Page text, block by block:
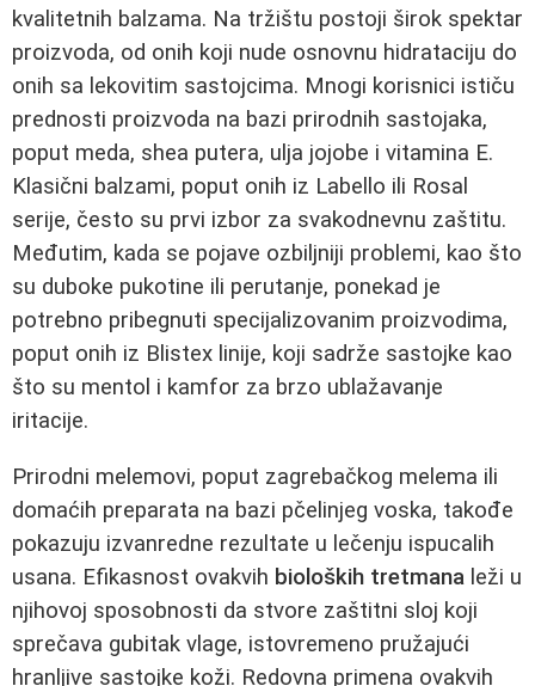
kvalitetnih balzama. Na tržištu postoji širok spektar
proizvoda, od onih koji nude osnovnu hidrataciju do
onih sa lekovitim sastojcima. Mnogi korisnici ističu
prednosti proizvoda na bazi prirodnih sastojaka,
poput meda, shea putera, ulja jojobe i vitamina E.
Klasični balzami, poput onih iz Labello ili Rosal
serije, često su prvi izbor za svakodnevnu zaštitu.
Međutim, kada se pojave ozbiljniji problemi, kao što
su duboke pukotine ili perutanje, ponekad je
potrebno pribegnuti specijalizovanim proizvodima,
poput onih iz Blistex linije, koji sadrže sastojke kao
što su mentol i kamfor za brzo ublažavanje
iritacije.
Prirodni melemovi, poput zagrebačkog melema ili
domaćih preparata na bazi pčelinjeg voska, takođe
pokazuju izvanredne rezultate u lečenju ispucalih
usana. Efikasnost ovakvih bioloških tretmana leži u
njihovoj sposobnosti da stvore zaštitni sloj koji
sprečava gubitak vlage, istovremeno pružajući
hranljive sastojke koži. Redovna primena ovakvih